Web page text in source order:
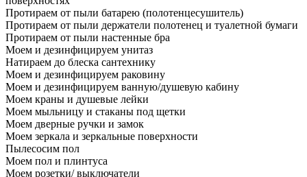
Протираем от пыли батарею (полотенцесушитель)
Протираем от пыли держатели полотенец и туалетной бумаги
Протираем от пыли настенные бра
Моем и дезинфицируем унитаз
Натираем до блеска сантехнику
Моем и дезинфицируем раковину
Моем и дезинфицируем ванную/душевую кабину
Моем краны и душевые лейки
Моем мыльницу и стаканы под щетки
Моем дверные ручки и замок
Моем зеркала и зеркальные поверхности
Пылесосим пол
Моем пол и плинтуса
Моем розетки/ выключатели